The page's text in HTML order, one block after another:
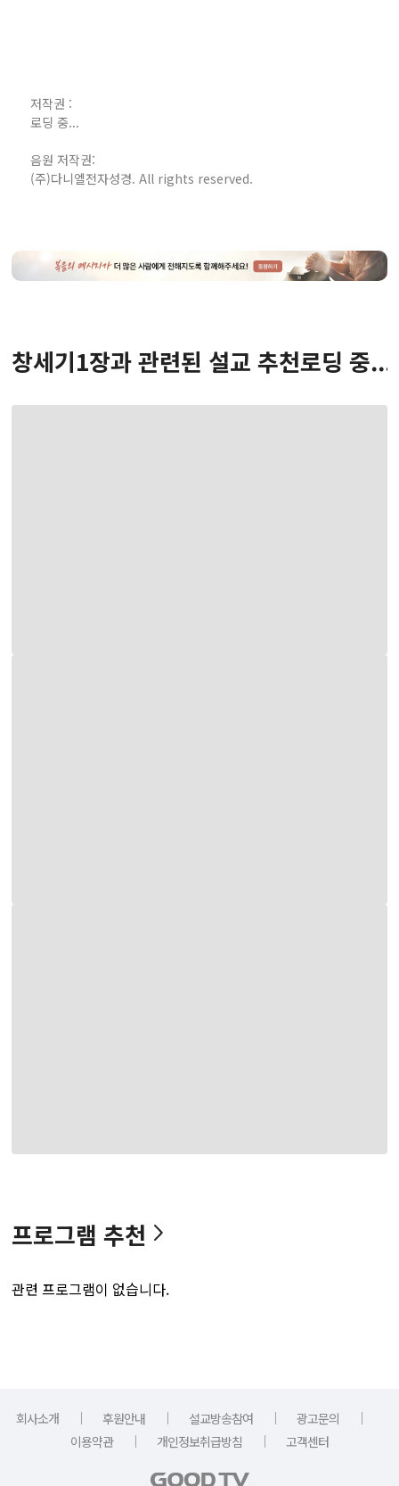
저작권 :
로딩 중...
음원 저작권:
(주)다니엘전자성경. All rights reserved.
창세기1장과 관련된 설교 추천로딩 중...
프로그램 추천
관련 프로그램이 없습니다.
회사소개 ｜ 후원안내 ｜ 설교방송참여 ｜ 광고문의
｜
이용약관
｜ 개인정보취급방침 ｜ 고객센터